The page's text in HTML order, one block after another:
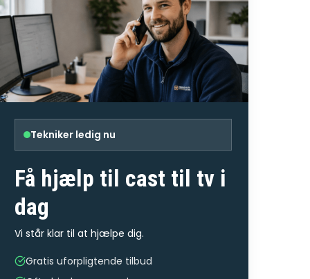
Tekniker ledig nu
Få hjælp til cast til tv i
dag
Vi står klar til at hjælpe dig.
Gratis uforpligtende tilbud